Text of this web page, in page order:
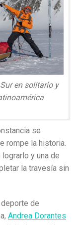
en solitario y
se
rompe la historia.
y una de
la travesía sin
de
Andrea Dorantes